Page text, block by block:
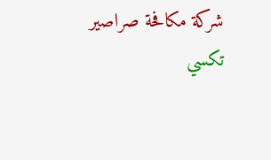
ع
ن
شركة مكافحة صراصير
تكسي